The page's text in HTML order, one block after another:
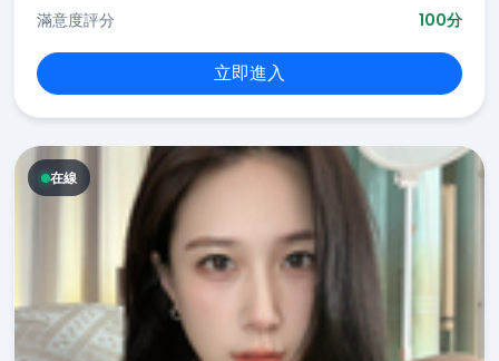
滿意度評分
100分
立即進入
在線